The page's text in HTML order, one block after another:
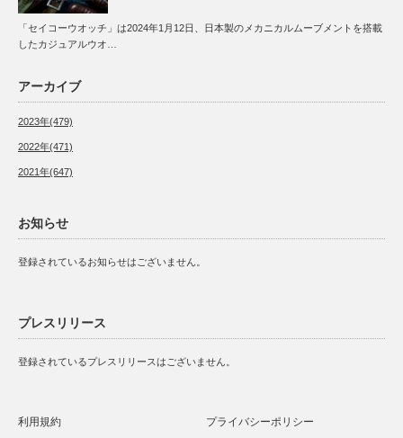
「セイコーウオッチ」は2024年1月12日、日本製のメカニカルムーブメントを搭載
したカジュアルウオ…
アーカイブ
2023年(479)
2022年(471)
2021年(647)
お知らせ
登録されているお知らせはございません。
プレスリリース
登録されているプレスリリースはございません。
利用規約 プライバシーポリシー